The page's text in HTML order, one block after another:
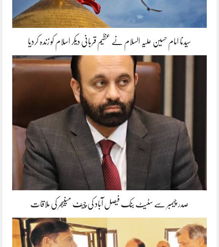
سیدنا امام حسین علیہ السلام نے عظیم قربانی دیکر اسلام کو زندہ کردیا
صدر چیمبر سے سٹیٹ بنک فیصل آباد کی چیف مینیجر کی ملاقات